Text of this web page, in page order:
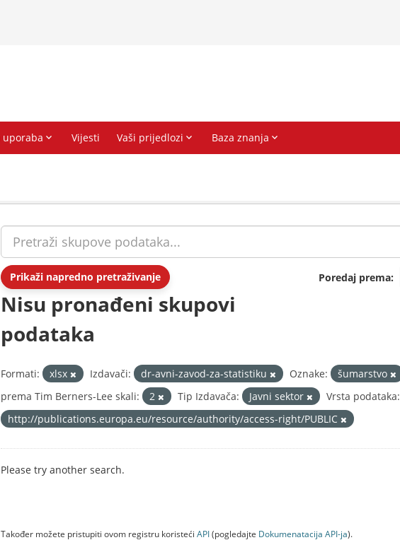
Prikaži napredno pretraživanje Poredaj prema
Nisu pronađeni skupovi
podataka
Formati: xlsx Izdavači: dr-avni-zavod-za-statistiku Oznake: šumarstvo
prema Tim Berners-Lee skali:
2 Tip Izdavača: Javni sektor
Vrsta podataka:
http://publications.europa.eu/resource/authority/access-right/PUBLIC
Please try another search.
Također možete pristupiti ovom registru koristeći API(pogledajte Dokumenаtаcijа API-jа).